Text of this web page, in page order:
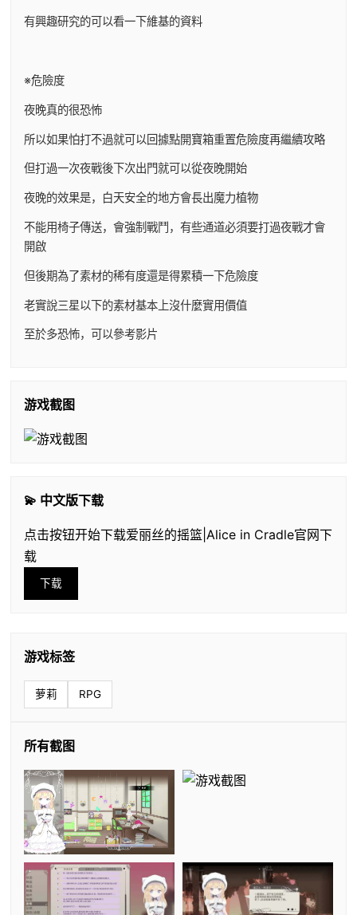
有興趣研究的可以看一下維基的資料
※危險度
夜晚真的很恐怖
所以如果怕打不過就可以回據點開寶箱重置危險度再繼續攻略
但打過一次夜戰後下次出門就可以從夜晚開始
夜晚的效果是，白天安全的地方會長出魔力植物
不能用椅子傳送，會強制戰鬥，有些通道必須要打過夜戰才會
開啟
但後期為了素材的稀有度還是得累積一下危險度
老實說三星以下的素材基本上沒什麼實用價值
至於多恐怖，可以參考影片
游戏截图
💫 中文版下载
点击按钮开始下载爱丽丝的摇篮|Alice in Cradle官网下
载
下载
游戏标签
萝莉 RPG
所有截图